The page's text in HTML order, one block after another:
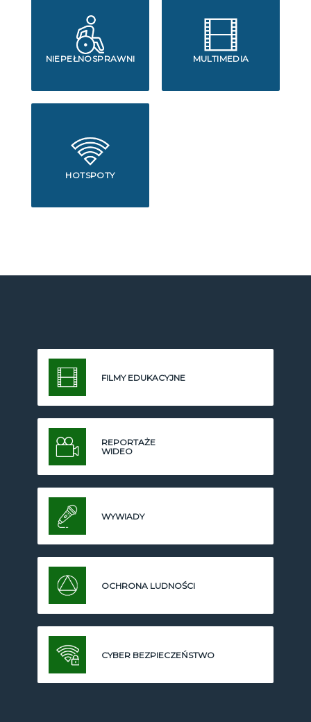
NIEPEŁNOSPRAWNI MULTIMEDIA
HOTSPOTY
FILMY EDUKACYJNE
REPORTAŻE
WIDEO
WYWIADY
OCHRONA LUDNOŚCI
CYBER BEZPIECZEŃSTWO